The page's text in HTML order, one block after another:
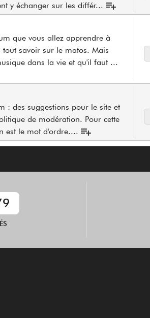
y échanger sur les différ...
que vous allez apprendre à
savoir sur le matos. Mais
dans la vie et qu'il faut ...
: des suggestions pour le site et
de modération. Pour cette
est le mot d'ordre....